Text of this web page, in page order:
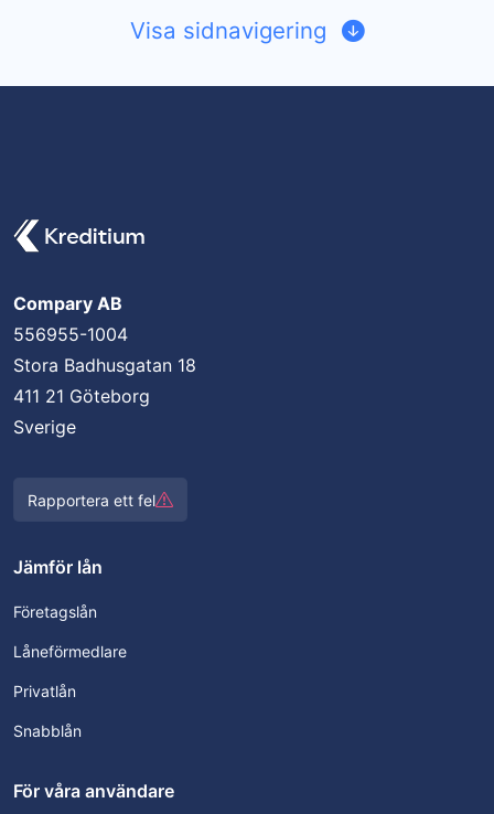
Visa sidnavigering
Compary AB
556955-1004
Stora Badhusgatan 18
411 21 Göteborg
Sverige
Rapportera ett fel
Jämför lån
Företagslån
Låneförmedlare
Privatlån
Snabblån
För våra användare